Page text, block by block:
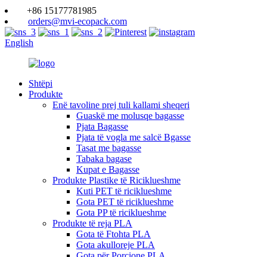
+86 15177781985
orders@mvi-ecopack.com
English
Shtëpi
Produkte
Enë tavoline prej tuli kallami sheqeri
Guaskë me molusqe bagasse
Pjata Bagasse
Pjata të vogla me salcë Bgasse
Tasat me bagasse
Tabaka bagase
Kupat e Bagasse
Produkte Plastike të Riciklueshme
Kuti PET të riciklueshme
Gota PET të riciklueshme
Gota PP të riciklueshme
Produkte të reja PLA
Gota të Ftohta PLA
Gota akulloreje PLA